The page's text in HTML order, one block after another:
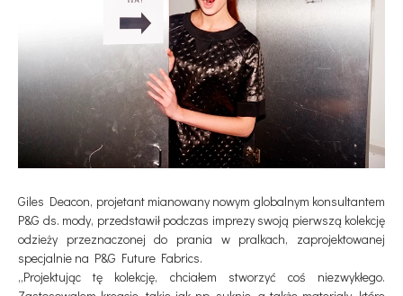
Giles Deacon, projetant mianowany nowym globalnym konsultantem
P&G ds. mody, przedstawił podczas imprezy swoją pierwszą kolekcję
odzieży przeznaczonej do prania w pralkach, zaprojektowanej
specjalnie na P&G Future Fabrics.
„Projektując tę kolekcję, chciałem stworzyć coś niezwykłego.